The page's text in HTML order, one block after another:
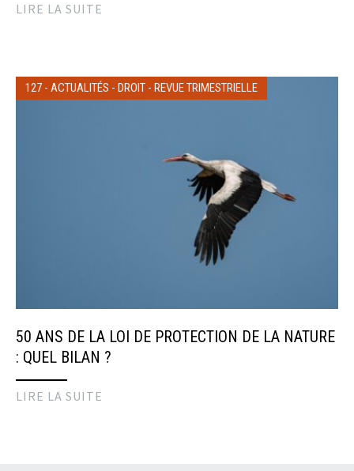
LIRE LA SUITE
127 - ACTUALITÉS - DROIT - REVUE TRIMESTRIELLE
50 ANS DE LA LOI DE PROTECTION DE LA NATURE
: QUEL BILAN ?
LIRE LA SUITE